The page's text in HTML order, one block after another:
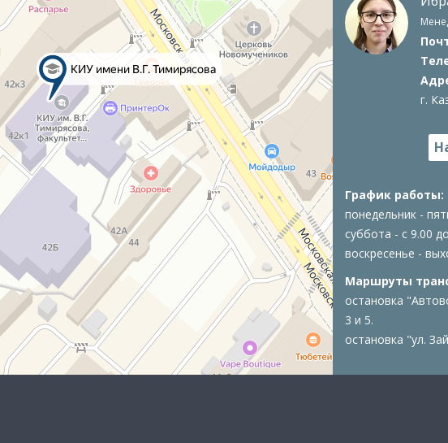
г.
График работы:
понедельник -
суббота - с 9.00
воскресенье -
Маршруты
остановка
3 и 5.
остановка "ул.